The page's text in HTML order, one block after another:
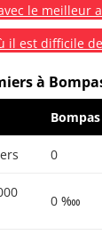
le meilleur
il est difficile
à
Bompas
0
0 ‱